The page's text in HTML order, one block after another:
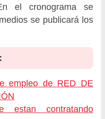
el cronograma se
se publicará los
empleo de RED DE
estan contratando